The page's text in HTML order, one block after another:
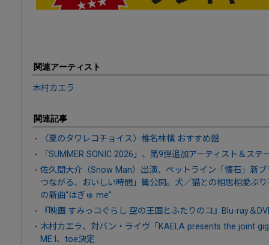
関連アーティスト
木村カエラ
関連記事
〈夏のタワレコチョイス〉椎名林檎 おすすめ盤
「SUMMER SONIC 2026」、第9弾追加アーティスト＆ステ
佐久間大介（Snow Man）出演、ペットライン「懐石」新
つながる、おいしい時間」篇公開。犬／猫との相思相愛ぶ
の新曲“はぎゅ me”
『映画 すみっコぐらし 空の王国とふたりのコ』Blu-ray＆
木村カエラ、対バン・ライヴ「KAELA presents the joint gig
ME:I、toe決定